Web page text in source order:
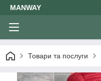
MANWAY
Товари та послуги